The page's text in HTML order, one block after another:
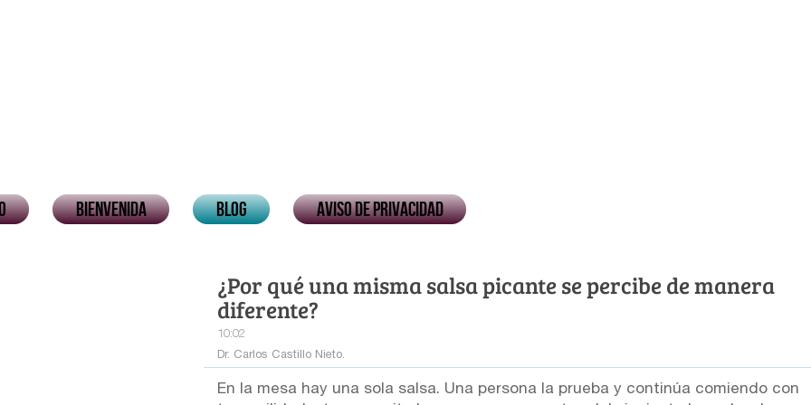
Bienvenida Blog Aviso de privacidad
¿Por qué una misma salsa picante se percibe de manera
diferente?
10:02
Dr. Carlos Castillo Nieto.
En la mesa hay una sola salsa. Una persona la prueba y continúa comiendo con